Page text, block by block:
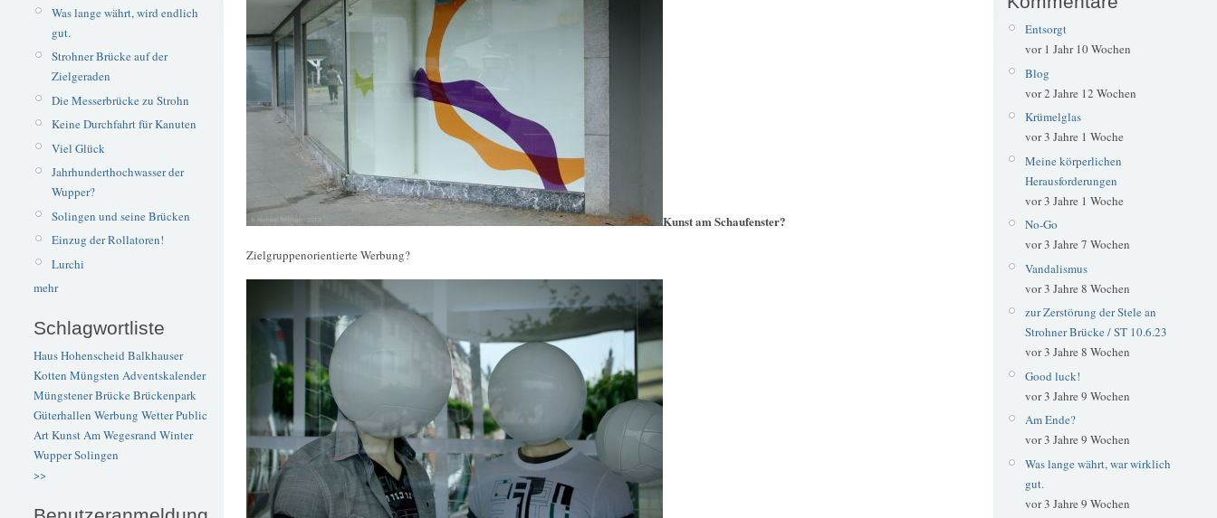
Was lange währt, wird endlich
gut.
Strohner Brücke auf der
Zielgeraden
Die Messerbrücke zu Strohn
Keine Durchfahrt für Kanuten
Viel Glück
Jahrhunderthochwasser der
Wupper?
Solingen und seine Brücken
Einzug der Rollatoren!
Lurchi
mehr
Schlagwortliste
Haus Hohenscheid Balkhauser
Kotten Müngsten Adventskalender
Müngstener BrückeBrückenpark
Güterhallen Werbung WetterPublic
ArtKunstAm Wegesrand Winter
WupperSolingen
>>
Kunst am Schaufenster?
Zielgruppenorientierte Werbung?
Entsorgt
vor 1 Jahr 10 Wochen
Blog
vor 2 Jahre 12 Wochen
Krümelglas
vor 3 Jahre 1 Woche
Meine körperlichen
Herausforderungen
vor 3 Jahre 1 Woche
No-Go
vor 3 Jahre 7 Wochen
Vandalismus
vor 3 Jahre 8 Wochen
zur Zerstörung der Stele an
Strohner Brücke / ST 10.6.23
vor 3 Jahre 8 Wochen
Good luck!
vor 3 Jahre 9 Wochen
Am Ende?
vor 3 Jahre 9 Wochen
Was lange währt, war wirklich
gut.
vor 3 Jahre 9 Wochen